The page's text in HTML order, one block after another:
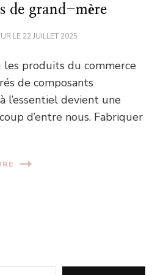
de grand-mère
LE 22 JUILLET 2025
les produits du commerce
de composants
l’essentiel devient une
d’entre nous. Fabriquer